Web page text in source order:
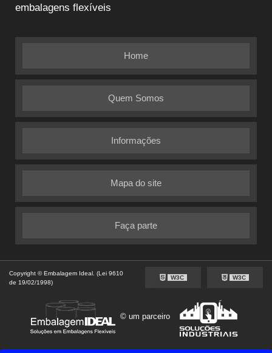
embalagens flexíveis
Home
Quem Somos
Informações
Mapa do site
Faça parte
Copyright © Embalagem Ideal. (Lei 9610
de 19/02/1998)
W3C W3C
© um parceiro